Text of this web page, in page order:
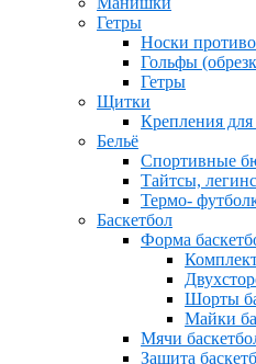
Гетры
Носки
Гольфы
Гетры
Щитки
Крепления
Бельё
Спортивные
Тайтсы,
Термо-
Баскетбол
Форма
Шорты
Майки
Мячи
Защита